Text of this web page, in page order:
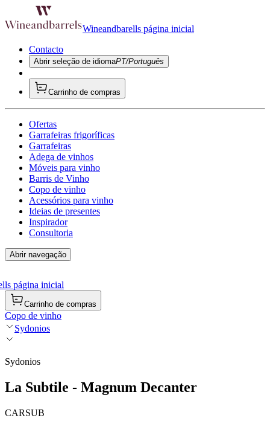
Wineandbarells página inicial
Contacto
Abrir seleção de idiomaPT/Português
Carrinho de compras
Ofertas
Garrafeiras frigoríficas
Garrafeiras
Adega de vinhos
Móveis para vinho
Barris de Vinho
Copo de vinho
Acessórios para vinho
Ideias de presentes
Inspirador
Consultoria
Abrir navegação
página inicial
Carrinho de compras
Copo de vinho
Sydonios
Sydonios
La Subtile - Magnum Decanter
CARSUB